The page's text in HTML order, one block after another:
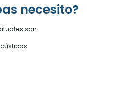
necesito?
son: